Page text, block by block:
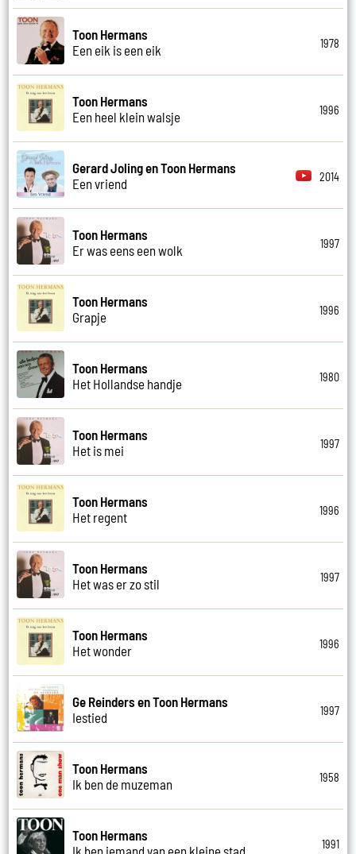
Toon Hermans
Een eik is een eik
1978
Toon Hermans
Een heel klein walsje
1996
Gerard Joling en Toon Hermans
Een vriend
2014
Toon Hermans
Er was eens een wolk
1997
Toon Hermans
Grapje
1996
Toon Hermans
Het Hollandse handje
1980
Toon Hermans
Het is mei
1997
Toon Hermans
Het regent
1996
Toon Hermans
Het was er zo stil
1997
Toon Hermans
Het wonder
1996
Ge Reinders en Toon Hermans
Iestied
1997
Toon Hermans
Ik ben de muzeman
1958
Toon Hermans
Ik ben iemand van een kleine stad
1991